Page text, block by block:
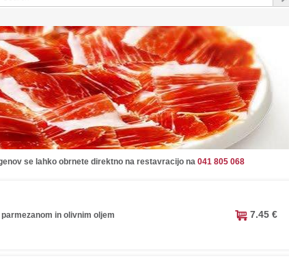
se lahko obrnete direktno na restavracijo na 041 805 068
parmezanom in olivnim oljem 7.45 €